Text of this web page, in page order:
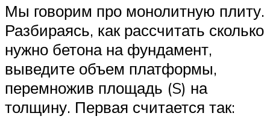
Мы говорим про монолитную плиту.
Разбираясь, как рассчитать сколько
нужно бетона на фундамент,
выведите объем платформы,
перемножив площадь (S) на
толщину. Первая считается так: